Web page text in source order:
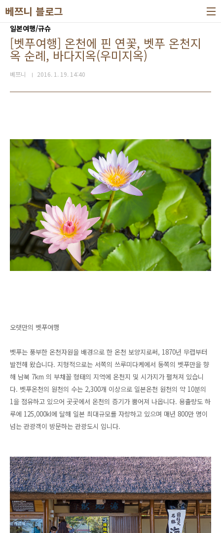
베쯔니 블로그
일본여행/규슈
[벳푸여행] 온천에 핀 연꽃, 벳푸 온천지
옥 순례, 바다지옥(우미지옥)
베쯔니 2016. 1. 19. 14:40
오랫만의 벳푸여행
벳푸는 풍부한 온천자원을 배경으로 한 온천 보양지로써, 1870년 무렵부터
발전해 왔습니다. 지형적으로는 서쪽의 쓰루미다케에서 동쪽의 벳푸만을 향
해 남북 7km 의 부채꼴 형태의 지역에 온천지 및 시가지가 펼쳐져 있습니
다. 벳푸온천의 원천의 수는 2,300개 이상으로 일본온천 원천의 약 10분의
1을 점유하고 있으어 곳곳에서 온천의 증기가 뿜어져 나옵니다. 용출량도 하
루에 125,000kl에 달해 일본 최대규모를 자랑하고 있으며 매년 800만 명이
넘는 관광객이 방문하는 관광도시 입니다.